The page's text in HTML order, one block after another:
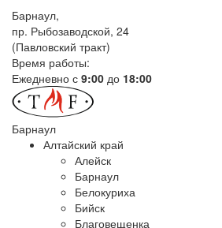
Барнаул,
пр. Рыбозаводской, 24
(Павловский тракт)
Время работы:
Ежедневно с 9:00 до 18:00
Барнаул
Алтайский край
Алейск
Барнаул
Белокуриха
Бийск
Благовещенка